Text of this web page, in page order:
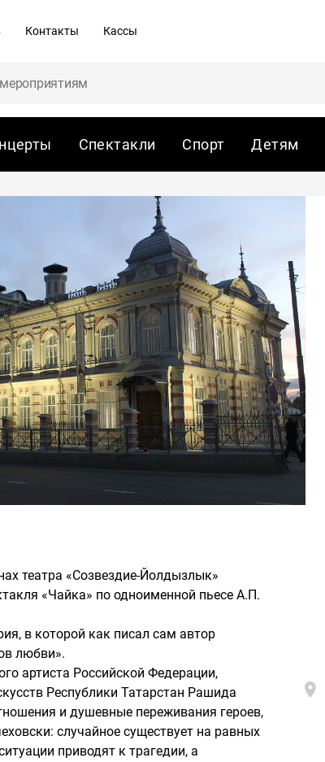
Контакты Кассы
Спектакли Спорт Детям
театра «Созвездие-Йолдызлык»
«Чайка» по одноименной пьесе А.П.
в которой как писал сам автор
любви».
артиста Российской Федерации,
Республики Татарстан Рашида
и душевные переживания героев,
случайное существует на равных
приводят к трагедии, а